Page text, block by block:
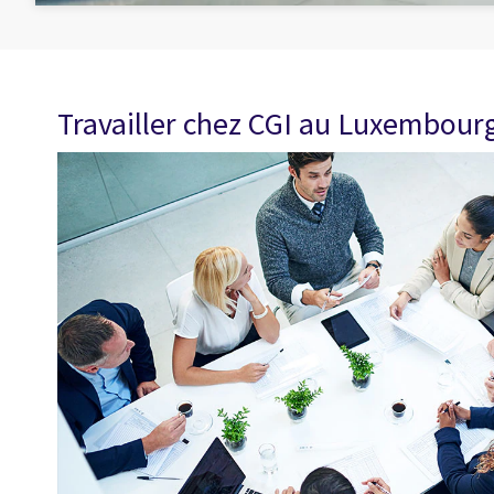
Travailler chez CGI au